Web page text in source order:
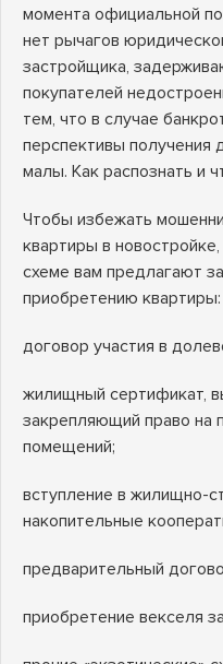
момента официальной
нет рычагов
застройщика,
покупателей
тем, что в случае
перспективы получения
малы. Как распознать и
Чтобы избежать
квартиры в
схеме вам предлагают
приобретению
договор участия в
жилищный сертификат,
закрепляющий право на
помещений;
вступление в жилищно-
накопительные
предварительный
приобретение векселя